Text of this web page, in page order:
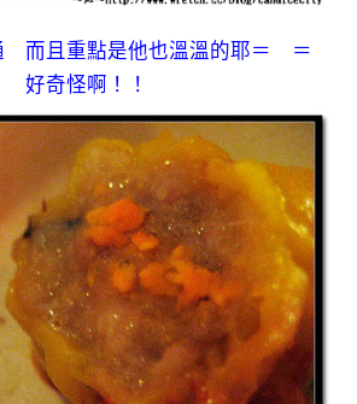
而且重點是他也溫溫的耶＝ ＝
好奇怪啊！！